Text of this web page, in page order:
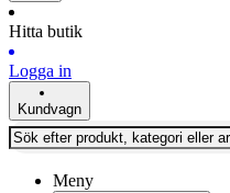
Hitta butik
Logga in
Kundvagn
Meny